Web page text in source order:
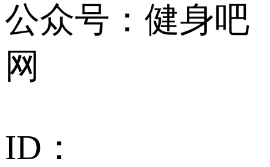
公众号：健身吧
网
ID：